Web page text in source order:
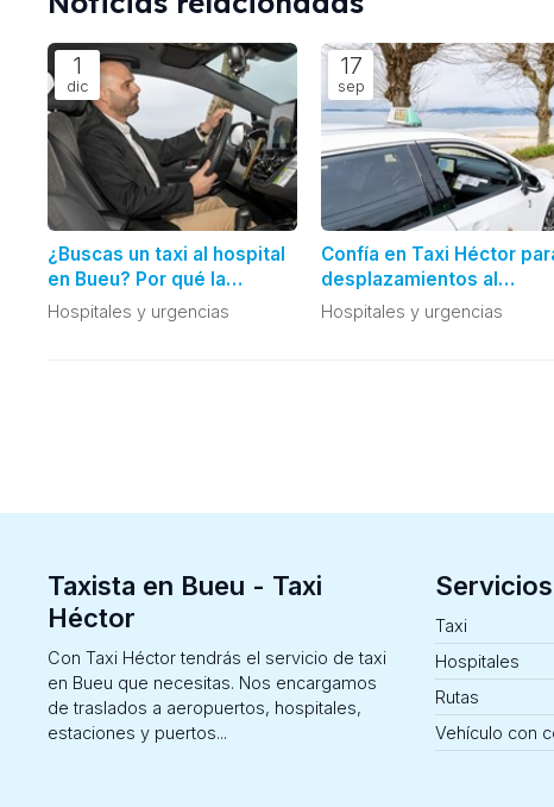
1
dic
¿Buscas un taxi al hospital
en Bueu? Por qué la
puntualidad es clave en
Hospitales y urgencias
17
sep
Confía en Taxi Héctor
desplazamientos al
hospital
Hospitales y urgencias
Taxista en Bueu - Taxi
Héctor
Con Taxi Héctor tendrás el servicio de taxi
en Bueu que necesitas. Nos encargamos
de traslados a aeropuertos, hospitales,
estaciones y puertos...
Servicios
Taxi
Hospitales
Rutas
Vehículo con